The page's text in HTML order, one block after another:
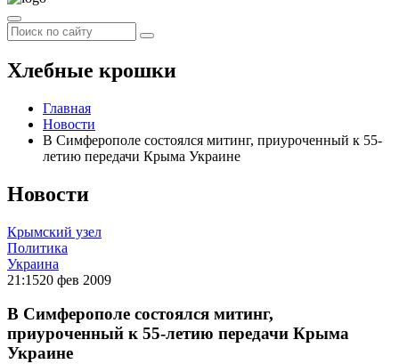
Хлебные крошки
Главная
Новости
В Симферополе состоялся митинг, приуроченный к 55-
летию передачи Крыма Украине
Новости
Крымский узел
Политика
Украина
21:1520 фев 2009
В Симферополе состоялся митинг,
приуроченный к 55-летию передачи Крыма
Украине